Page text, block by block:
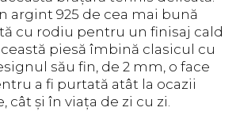
argint 925 de cea mai bună
cu rodiu pentru un finisaj cald
piesă îmbină clasicul cu
său fin, de 2 mm, o face
a fi purtată atât la ocazii
cât și în viața de zi cu zi.